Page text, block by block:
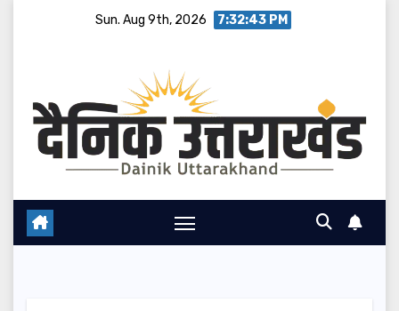
Sun. Aug 9th, 2026 7:32:43 PM